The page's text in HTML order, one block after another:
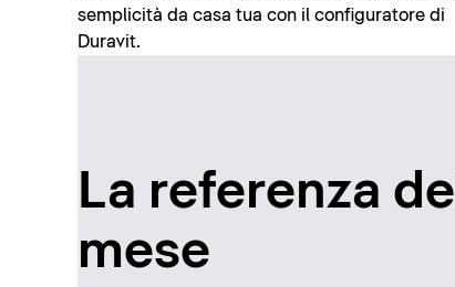
semplicità da casa tua con il configuratore di
Duravit.
La referenza
mese